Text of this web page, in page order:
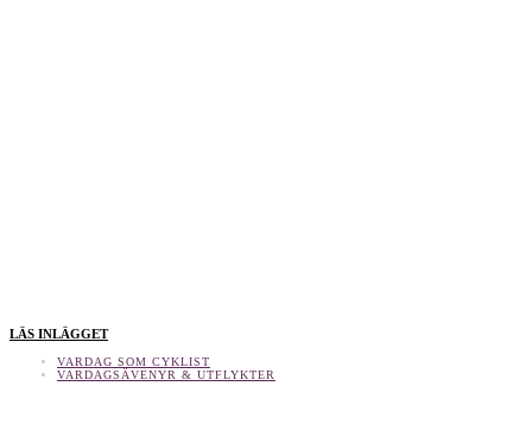
LÄS INLÄGGET
VARDAG SOM CYKLIST
VARDAGSÄVENYR & UTFLYKTER